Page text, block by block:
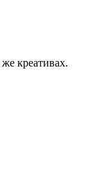
креативах.